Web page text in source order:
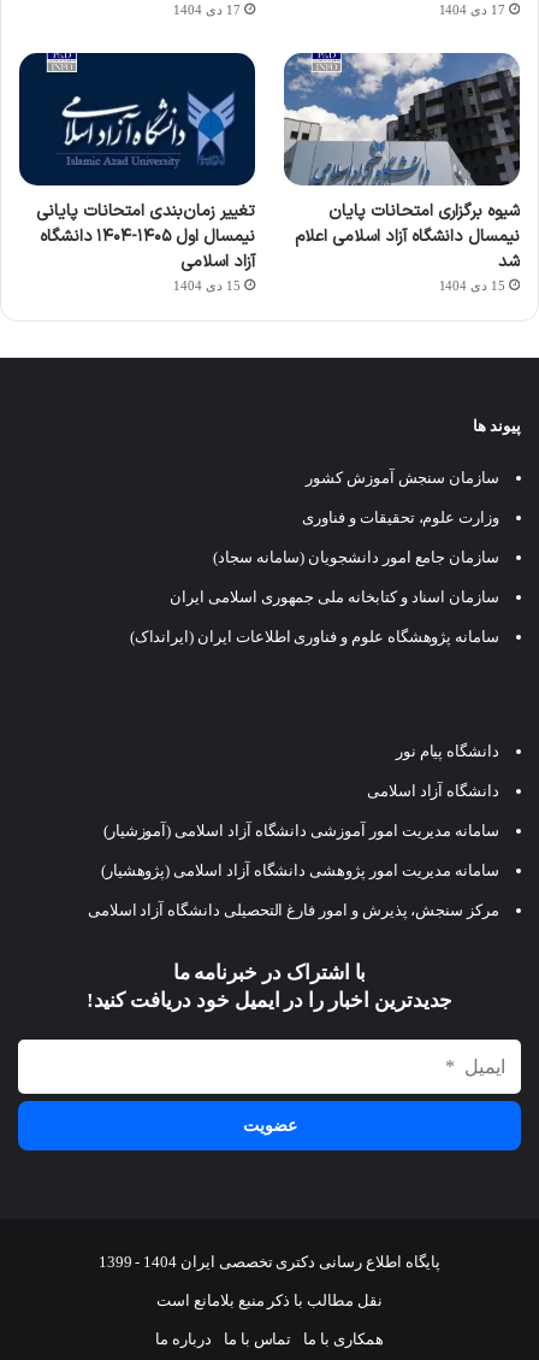
17 دی 1404 17 دی 1404
شیوه برگزاری امتحانات پایان
نیمسال دانشگاه آزاد اسلامی اعلام
شد
15 دی 1404
تغییر زمان‌بندی امتحانات پایانی
نیمسال اول ۱۴۰۵-۱۴۰۴ دانشگاه
آزاد اسلامی
15 دی 1404
پیوند ها
سازمان سنجش آموزش کشور
وزارت علوم، تحقیقات و فناوری
سازمان جامع امور دانشجویان (سامانه سجاد)
سازمان اسناد و کتابخانه ملی جمهوری اسلامی ایران
سامانه پژوهشگاه علوم و فناوری اطلاعات ایران (ایرانداک)
دانشگاه پیام نور
دانشگاه آزاد اسلامی
سامانه مدیریت امور آموزشی دانشگاه آزاد اسلامی (آموزشیار)
سامانه مدیریت امور پژوهشی دانشگاه آزاد اسلامی (پژوهشیار)
مرکز سنجش، پذیرش و امور فارغ التحصیلی دانشگاه آزاد اسلامی
با اشتراک در خبرنامه ما
جدیدترین اخبار را در ایمیل خود دریافت کنید!
پایگاه اطلاع رسانی دکتری تخصصی ایران 1404 - 1399
نقل مطالب با ذکر منبع بلامانع است
همکاری با ما تماس با ما درباره ما